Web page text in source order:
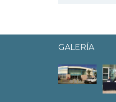
GALERÍA